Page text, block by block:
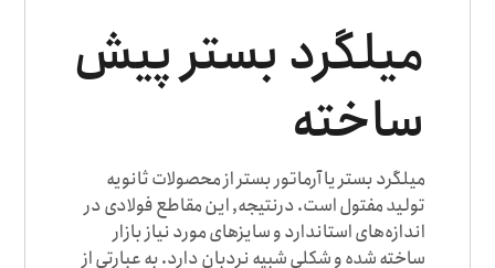
میلگرد بستر پیش
ساخته
میلگرد بستر یا آرماتور بستر از محصولات ثانویه
تولید مفتول است. درنتیجه, این مقاطع فولادی در
اندازه‌های استاندارد و سایزهای مورد نیاز بازار
ساخته شده و شکلی شبیه نردبان دارد. به عبارتی از